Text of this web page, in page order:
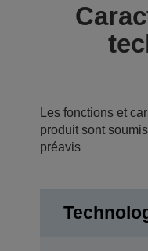
Les fonctions et
produit sont
préavis